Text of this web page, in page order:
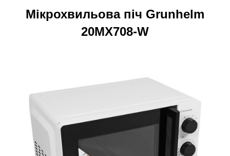
Мікрохвильова піч Grunhelm
20MX708-W